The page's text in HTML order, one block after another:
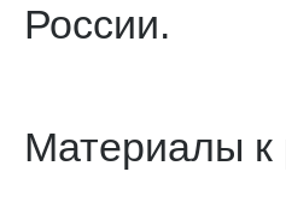
России.
Материалы